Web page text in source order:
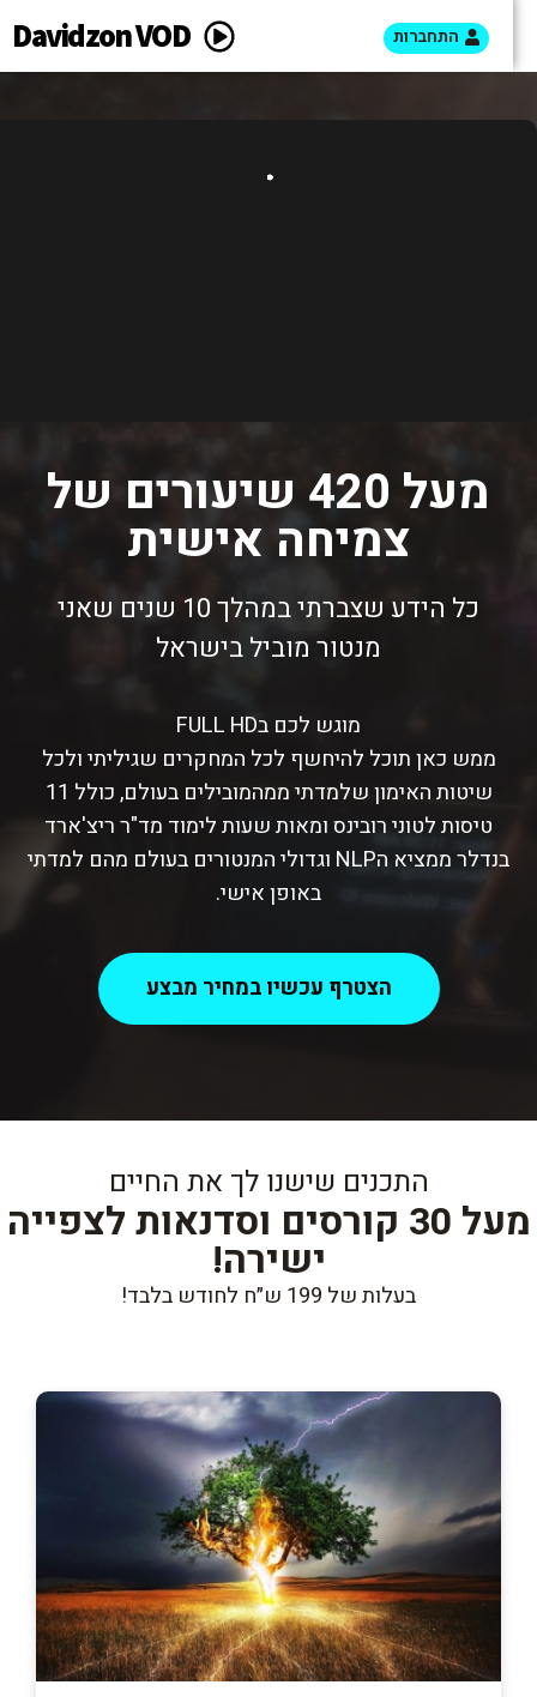
התחברות Davidzon VOD
מעל 420 שיעורים של
צמיחה אישית
כל הידע שצברתי במהלך 10 שנים שאני
מנטור מוביל בישראל
מוגש לכם בFULL HD
ממש כאן תוכל להיחשף לכל המחקרים שגיליתי ולכל
שיטות האימון שלמדתי ממהמובילים בעולם, כולל 11
טיסות לטוני רובינס ומאות שעות לימוד מד"ר ריצ'ארד
בנדלר ממציא הNLP וגדולי המנטורים בעולם מהם למדתי
באופן אישי.
הצטרף עכשיו במחיר מבצע
התכנים שישנו לך את החיים
מעל 30 קורסים וסדנאות לצפייה
ישירה!
בעלות של 199 ש״ח לחודש בלבד!